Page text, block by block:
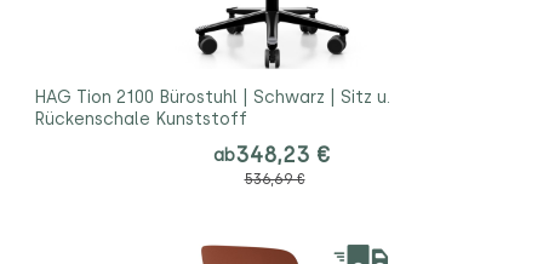
HAG Tion 2100 Bürostuhl | Schwarz | Sitz u.
Rückenschale Kunststoff
ab348,23 €
536,69 €